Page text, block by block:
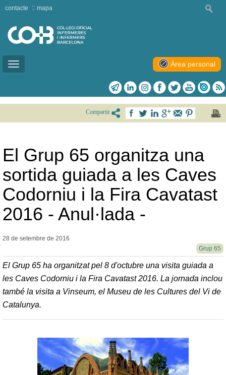
Toggle
contacte mapa
Àrea personal
Compartir
El Grup 65 organitza una
sortida guiada a les Caves
Codorniu i la Fira Cavatast
2016 - Anul·lada -
28 de setembre de 2016
Grup 65
El Grup 65 ha organitzat pel 8 d'octubre una visita guiada a
les Caves Codorniu i la Fira Cavatast 2016. La jornada inclou
també la visita a Vinseum, el Museu de les Cultures del Vi de
Catalunya.